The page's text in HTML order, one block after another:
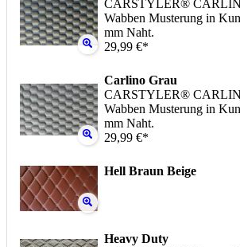
CARSTYLER®
Wabben Musterung in
mm Naht.
29,99 €*
Carlino Grau
CARSTYLER®
Wabben Musterung in
mm Naht.
29,99 €*
Hell Braun Beige
Heavy Duty